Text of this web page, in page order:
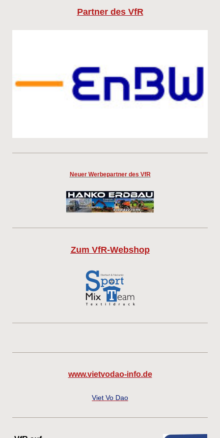
Partner des VfR
Neuer Werbepartner des VfR
Zum VfR-Webshop
www.vietvodao-info.de
Viet Vo Dao